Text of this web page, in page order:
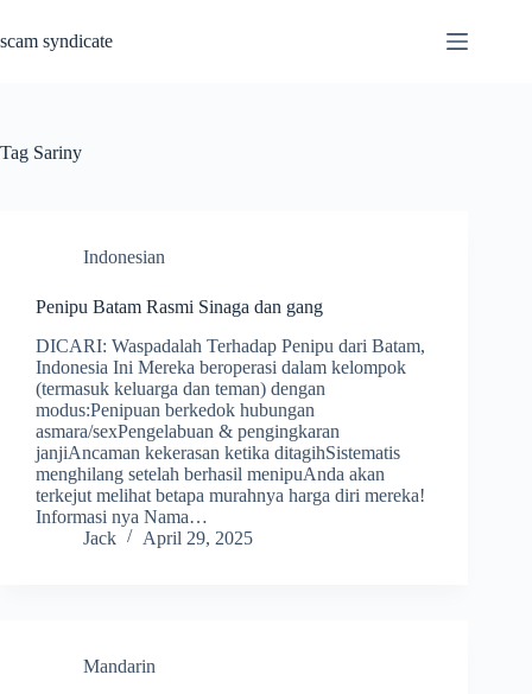
content
scam syndicate
Tag Sariny
Indonesian
Penipu Batam Rasmi Sinaga dan gang
DICARI: Waspadalah Terhadap Penipu dari Batam,
Indonesia Ini Mereka beroperasi dalam kelompok
(termasuk keluarga dan teman) dengan
modus:Penipuan berkedok hubungan
asmara/sexPengelabuan & pengingkaran
janjiAncaman kekerasan ketika ditagihSistematis
menghilang setelah berhasil menipuAnda akan
terkejut melihat betapa murahnya harga diri mereka!
Informasi nya Nama…
Jack
April 29, 2025
Mandarin